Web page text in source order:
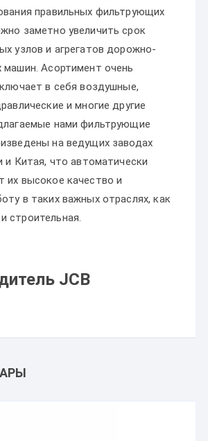
правильных фильтрующих
заметно увеличить срок
узлов и агрегатов дорожно-
машин. Асортимент очень
в себя воздушные,
и многие другие
нами фильтрующие
на ведущих заводах
и Китая, что автоматически
их высокое качество и
в таких важных отраслях, как
строительная.
JCB